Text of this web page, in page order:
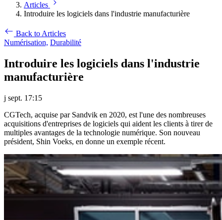
Articles
Introduire les logiciels dans l'industrie manufacturière
Back to Articles
Numérisation, Durabilité
Introduire les logiciels dans l'industrie
manufacturière
j sept. 17:15
CGTech, acquise par Sandvik en 2020, est l'une des nombreuses
acquisitions d'entreprises de logiciels qui aident les clients à tirer de
multiples avantages de la technologie numérique. Son nouveau
président, Shin Voeks, en donne un exemple récent.